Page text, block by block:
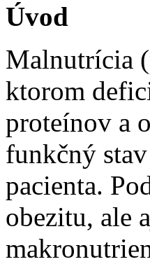
Úvod
Malnutrícia
ktorom
proteínov a
funkčný
pacienta.
obezitu, ale